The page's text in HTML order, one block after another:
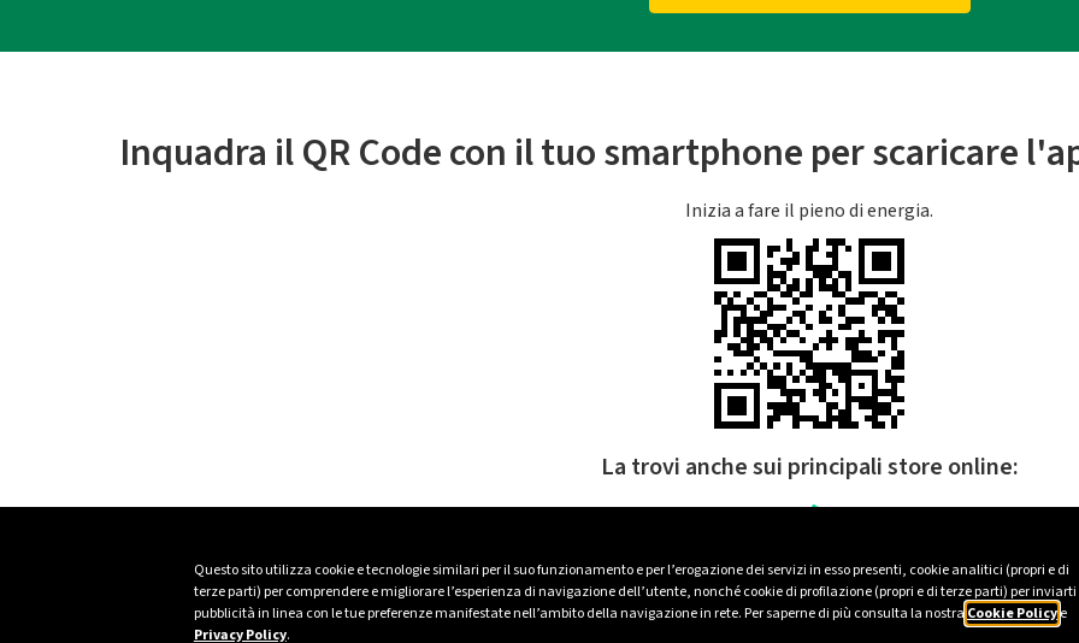
Questo sito utilizza cookie e tecnologie similari per il suo funzionamento e per l’erogazione dei servizi in esso presenti, cookie analitici (propri e di
terze parti) per comprendere e migliorare l’esperienza di navigazione dell’utente, nonché cookie di profilazione (propri e di terze parti) per inviarti
pubblicità in linea con le tue preferenze manifestate nell’ambito della navigazione in rete. Per saperne di più consulta la nostra Cookie Policye
Privacy Policy.
Inquadra il QR Code con il tuo smartphone per scaricare
Inizia a fare il pieno di energia.
La trovi anche sui principali store online: